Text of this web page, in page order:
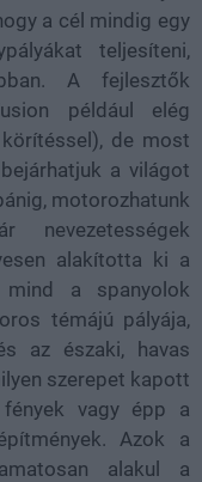
a cél mindig egy
teljesíteni,
A fejlesztők
például elég
de most
a világot
motorozhatunk
nevezetességek
alakította ki a
a spanyolok
témájú pályája,
az északi, havas
szerepet kapott
vagy épp a
Azok a
alakul a